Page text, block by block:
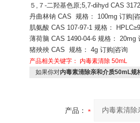
５,７-二羟基色原;5,7-dihyd CAS
丹曲林钠 CAS 规格： 100mg 订购|
肌氨酸 CAS 107-97-1 规格：
薄荷脑 CAS 1490-04-6 规格： 20mg
猪殃殃 CAS 规格： 4g 订购|咨询
产品相关关键字： 内毒素清除 50mL
如果你对内毒素清除亲和介质50mL规
产品：